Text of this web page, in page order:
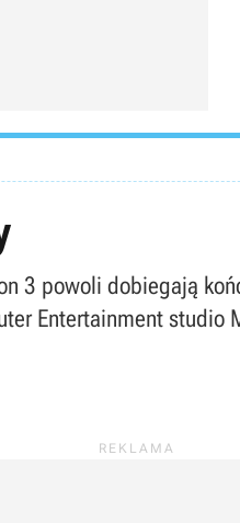
3 powoli dobiegają
Entertainment studio